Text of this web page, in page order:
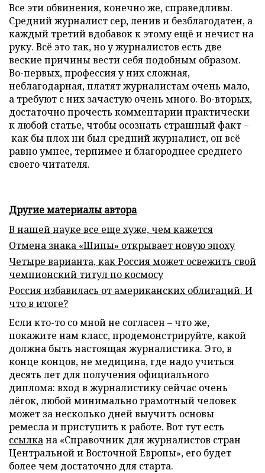
Все эти обвинения, конечно же, справедливы.
Средний журналист сер, ленив и безблагодатен, а
каждый третий вдобавок к этому ещё и нечист на
руку. Всё это так, но у журналистов есть две
веские причины вести себя подобным образом.
Во-первых, профессия у них сложная,
неблагодарная, платят журналистам очень мало,
а требуют с них зачастую очень много. Во-вторых,
достаточно прочесть комментарии практически
к любой статье, чтобы осознать страшный факт –
как бы плох ни был средний журналист, он всё
равно умнее, терпимее и благороднее среднего
своего читателя.
Другие материалы автора
В нашей науке все еще хуже, чем кажется
Отмена знака «Шипы» открывает новую эпоху
Четыре варианта, как Россия может освежить свой
чемпионский титул по космосу
Россия избавилась от американских облигаций. И
что в итоге?
Если кто-то со мной не согласен – что же,
покажите нам класс, продемонстрируйте, какой
должна быть настоящая журналистика. Это, в
конце концов, не медицина, где надо учиться
десять лет для получения официального
диплома: вход в журналистику сейчас очень
лёгок, любой минимально грамотный человек
может за несколько дней выучить основы
ремесла и приступить к работе. Вот тут есть
ссылкана «Справочник для журналистов стран
Центральной и Восточной Европы», его будет
более чем достаточно для старта.